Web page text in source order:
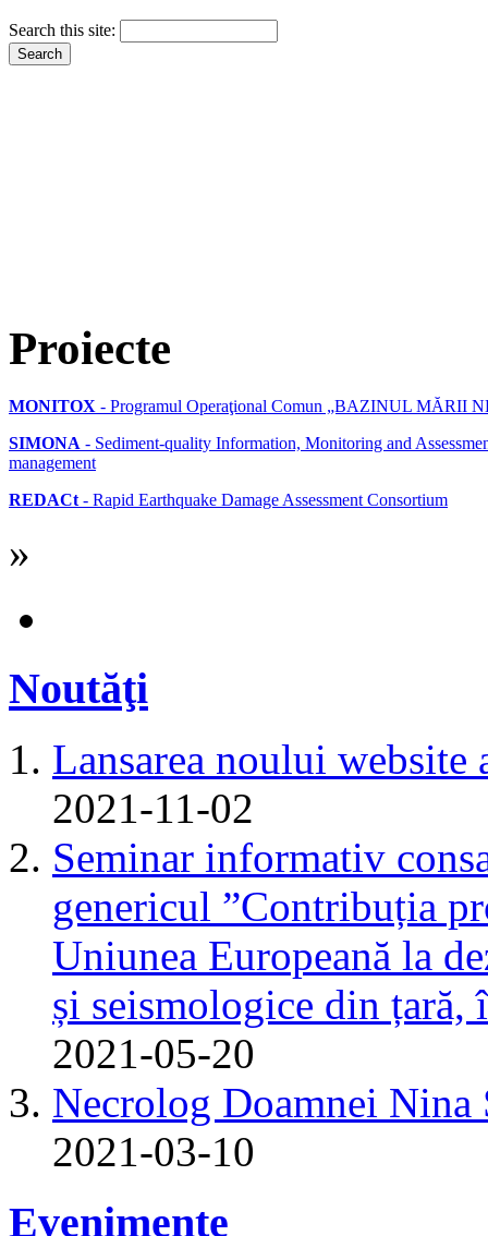
Search this site:
Proiecte
MONITOX - Programul Operaţional Comun „BAZINUL MĂRII
SIMONA - Sediment-quality Information, Monitoring and
management
REDACt - Rapid Earthquake Damage Assessment Consortium
»
Noutăţi
Lansarea noului website
2021-11-02
Seminar informativ
genericul ”Contribuția
Uniunea Europeană la
și seismologice din țară,
2021-05-20
Necrolog Doamnei
2021-03-10
Evenimente